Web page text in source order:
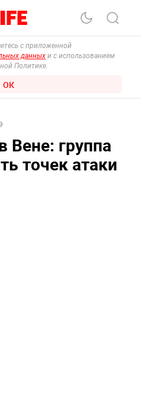
с приложенной
данных и с использованием
Политике.
ОК
Вене: группа
точек атаки